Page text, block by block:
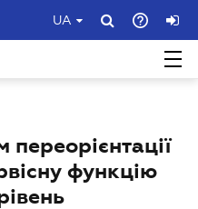
UA
функцію